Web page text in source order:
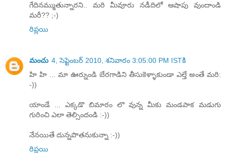
గేదినమ్ముతున్నారని.. మరి మీవూరు నడీదిలో ఆషాపు వుందాండి
మరీ?? ;-)
రిప్లయి
మంచు 4, సెప్టెంబర్ 2010, శనివారం 3:05:00 PM ISTకి
హి హి ... మా ఊర్నుండి బేరగాడిని తీసుకెళ్ళాకుండా ఎల్తే అంతే మరి:
-))
యాండే ... ఎక్కడొ బిమారం లొ వున్న మీకు మండపాక మడుగు
గురించి ఎలా తెల్సిందండి :-))
నేనయితే దున్నపొతనుకున్నా :-))
రిప్లయి